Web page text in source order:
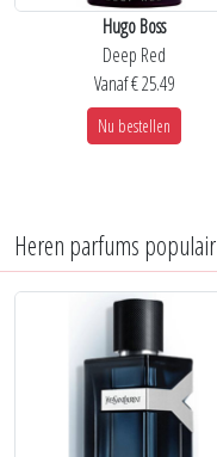
Hugo Boss
Deep Red
Vanaf € 25.49
Nu bestellen
Heren parfums populair